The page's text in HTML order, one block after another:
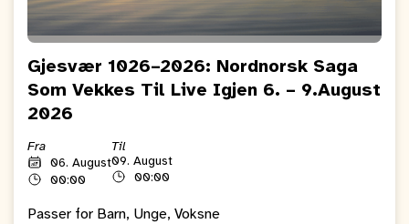
Gjesvær 1026–2026: Nordnorsk Saga
Som Vekkes Til Live Igjen 6. – 9.August
2026
Fra
06. August
00:00
Til
09. August
00:00
Passer for Barn, Unge, Voksne